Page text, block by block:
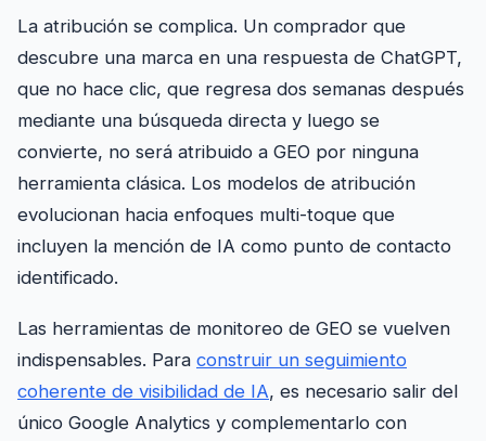
La atribución se complica. Un comprador que
descubre una marca en una respuesta de ChatGPT,
que no hace clic, que regresa dos semanas después
mediante una búsqueda directa y luego se
convierte, no será atribuido a GEO por ninguna
herramienta clásica. Los modelos de atribución
evolucionan hacia enfoques multi-toque que
incluyen la mención de IA como punto de contacto
identificado.
Las herramientas de monitoreo de GEO se vuelven
indispensables. Para construir un seguimiento
coherente de visibilidad de IA, es necesario salir del
único Google Analytics y complementarlo con